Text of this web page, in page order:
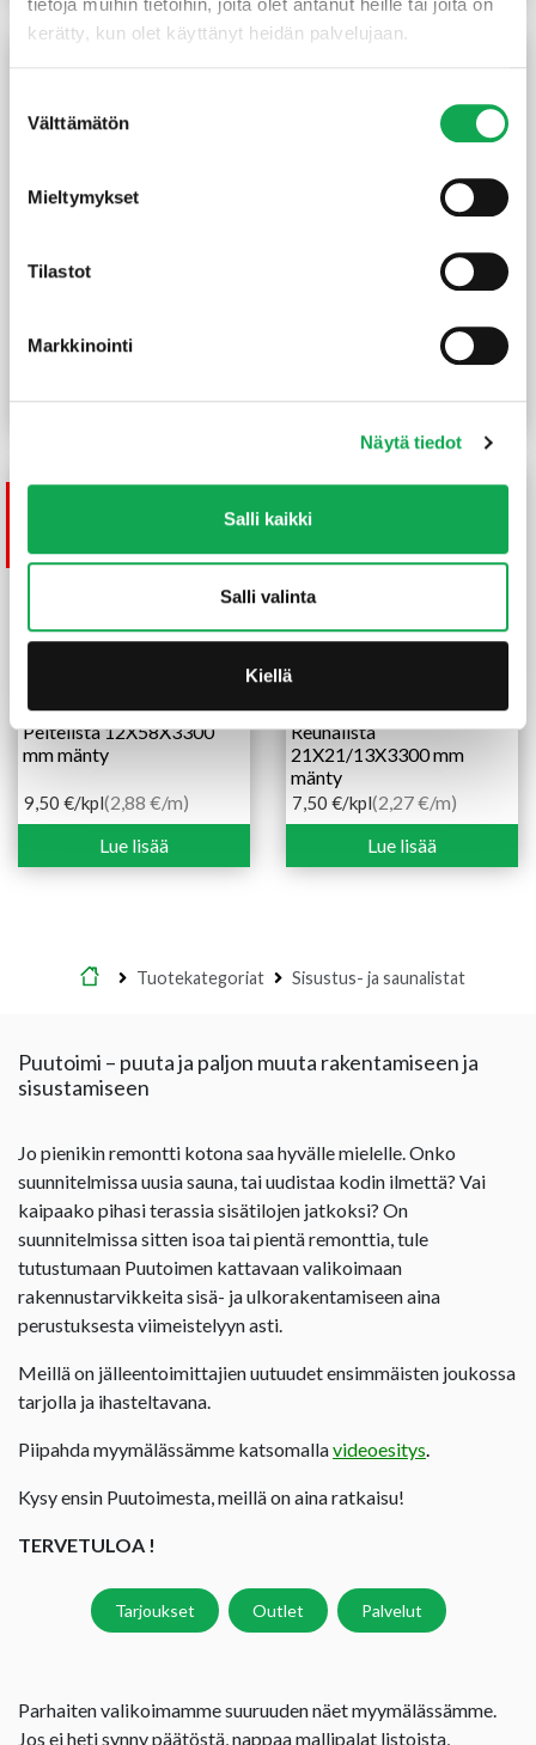
tietoja muihin tietoihin, joita olet antanut heille tai joita on
kerätty, kun olet käyttänyt heidän palvelujaan.
valinta
Välttämätön
Mieltymykset
Tilastot
Markkinointi
Näytä tiedot
Salli kaikki
Salli valinta
Kiellä
21X42/13X3300 mm
(3,09 €/m)
Peitelista 12X58X3300
mm mänty
9,50 €/kpl(2,88 €/m)
Lue lisää
Reunalista
21X21/13X3300 mm
mänty
7,50 €/kpl(2,27 €/m)
Lue lisää
Etusivu
Tuotekategoriat Sisustus- ja saunalistat
Puutoimi – puuta ja paljon muuta rakentamiseen ja
sisustamiseen
Jo pienikin remontti kotona saa hyvälle mielelle. Onko
suunnitelmissa uusia sauna, tai uudistaa kodin ilmettä? Vai
kaipaako pihasi terassia sisätilojen jatkoksi? On
suunnitelmissa sitten isoa tai pientä remonttia, tule
tutustumaan Puutoimen kattavaan valikoimaan
rakennustarvikkeita sisä- ja ulkorakentamiseen aina
perustuksesta viimeistelyyn asti.
Meillä on jälleentoimittajien uutuudet ensimmäisten joukossa
tarjolla ja ihasteltavana.
Piipahda myymälässämme katsomallavideoesitys.
Kysy ensin Puutoimesta, meillä on aina ratkaisu!
TERVETULOA !
Tarjoukset Outlet Palvelut
Parhaiten valikoimamme suuruuden näet myymälässämme.
Jos ei heti synny päätöstä, nappaa mallipalat listoista,